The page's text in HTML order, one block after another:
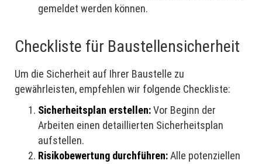
gemeldet werden können.
Checkliste für Baustellensicherheit
Um die Sicherheit auf Ihrer Baustelle zu
gewährleisten, empfehlen wir folgende Checkliste:
Sicherheitsplan erstellen:Vor Beginn der
Arbeiten einen detaillierten Sicherheitsplan
aufstellen.
Risikobewertung durchführen:Alle potenziellen